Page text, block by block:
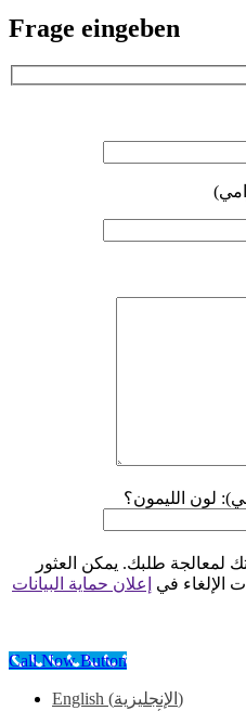
Frage eingeben
لون الليمون؟
لمعالجة طلبك. يمكن العثور
الإلغاء في
إعلان حماية البيانات
Call Now Button
English (الإنجليزية )